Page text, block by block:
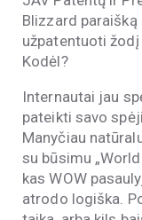
Blizzard
užpatentuoti žodį
Kodėl?
Internautai jau
pateikti savo
Manyčiau
su būsimu
kas WOW
atrodo logiška.